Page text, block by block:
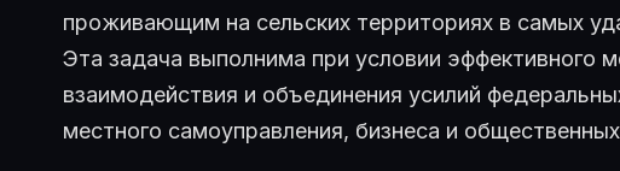
проживающим на сельских территориях в самых
Эта задача выполнима при условии эффективного
взаимодействия и объединения усилий
местного самоуправления, бизнеса и